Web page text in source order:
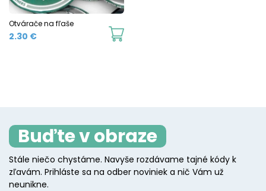
Otvárače na fľaše
2.30 €
Buďte v obraze
Stále niečo chystáme. Navyše rozdávame tajné kódy k
zľavám. Prihláste sa na odber noviniek a nič Vám už
neunikne.